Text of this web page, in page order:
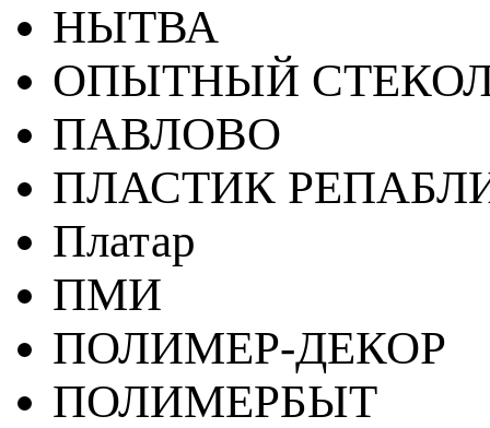
НЫТВА
ОПЫТНЫЙ
ПАВЛОВО
ПЛАСТИК
Платар
ПМИ
ПОЛИМЕР-ДЕКОР
ПОЛИМЕРБЫТ